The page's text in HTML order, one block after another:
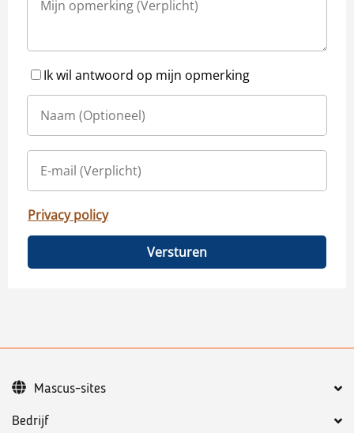
Ik wil antwoord op mijn opmerking
Privacy policy
Versturen
Bedrijf
Mascus-sites